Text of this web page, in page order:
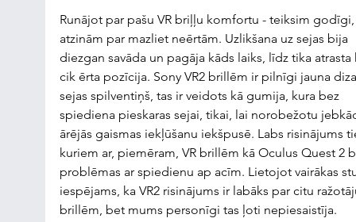
Runājot par pašu VR briļļu komfortu - teiksim
atzinām par mazliet neērtām. Uzlikšana uz sejas bija
diezgan savāda un pagāja kāds laiks, līdz tika
cik ērta pozīcija. Sony VR2 brillēm ir pilnīgi jauna
sejas spilventiņš, tas ir veidots kā gumija, kura bez
spiediena pieskaras sejai, tikai, lai norobežotu
ārējās gaismas iekļūšanu iekšpusē. Labs risinājums
kuriem ar, piemēram, VR brillēm kā Oculus Quest 2
problēmas ar spiedienu ap acīm. Lietojot vairākas
iespējams, ka VR2 risinājums ir labāks par citu
brillēm, bet mums personīgi tas ļoti nepiesaistīja.